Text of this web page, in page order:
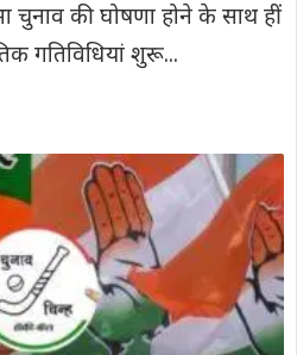
की घोषणा होने के साथ हीं
गतिविधियां शुरू...